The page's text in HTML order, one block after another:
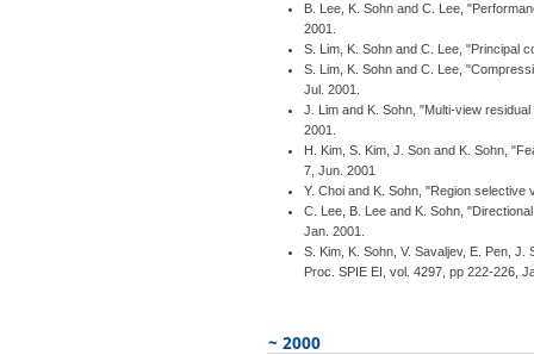
B. Lee, K. Sohn and C. Lee,
2001.
S. Lim, K. Sohn and C. Lee, "Principal
S. Lim, K. Sohn and C. Lee,
Jul. 2001.
J. Lim and K. Sohn, "Multi-view
2001.
H. Kim, S. Kim, J. Son and K. Sohn,
7, Jun. 2001
Y. Choi and K. Sohn, "Region
C. Lee, B. Lee and K. Sohn,
Jan. 2001.
S. Kim, K. Sohn, V. Savaljev, E. Pen,
Proc. SPIE EI, vol. 4297, pp 222-226,
~ 2000